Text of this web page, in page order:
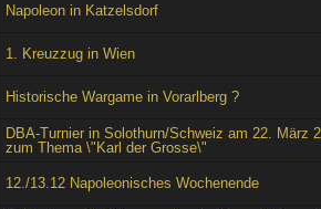
Napoleon in Katzelsdorf
1. Kreuzzug in Wien
Historische Wargame in Vorarlberg ?
DBA-Turnier in Solothurn/Schweiz am 22. März
zum Thema \"Karl der Grosse\"
12./13.12 Napoleonisches Wochenende